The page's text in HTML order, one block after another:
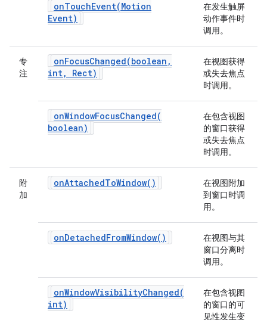
onTouchEvent(Motion
Event)
在发生触屏
动作事件时
调用。
专
注
onFocusChanged(boolean ,
int, Rect)
在视图获得
或失去焦点
时调用。
onWindowFocusChanged(
boolean)
在包含视图
的窗口获得
或失去焦点
时调用。
附
加
onAttachedToWindow( )
在视图附加
到窗口时调
用。
onDetachedFromWindow( )
在视图与其
窗口分离时
调用。
onWindowVisibilityChanged(
int)
在包含视图
的窗口的可
见性发生变